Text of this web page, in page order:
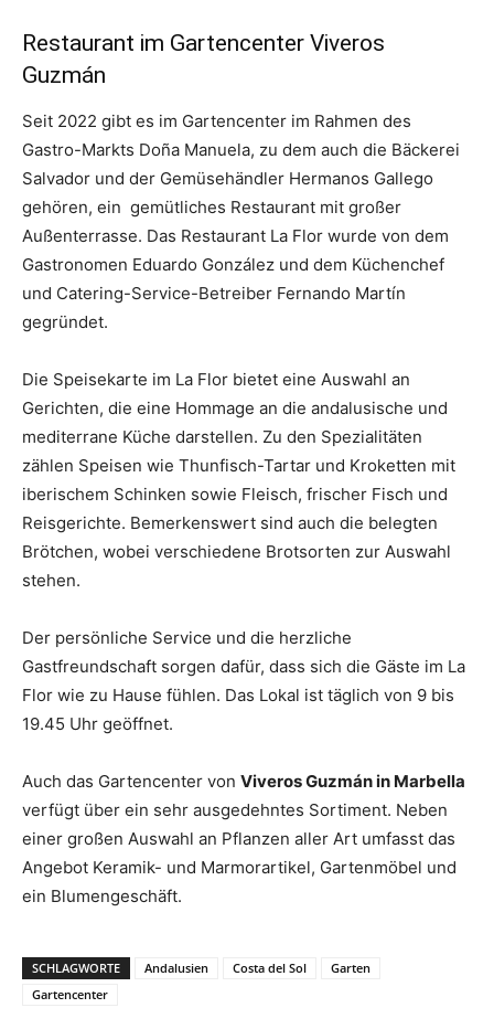
Restaurant im Gartencenter Viveros
Guzmán
Seit 2022 gibt es im Gartencenter im Rahmen des
Gastro-Markts Doña Manuela, zu dem auch die Bäckerei
Salvador und der Gemüsehändler Hermanos Gallego
gehören, ein gemütliches Restaurant mit großer
Außenterrasse. Das Restaurant La Flor wurde von dem
Gastronomen Eduardo González und dem Küchenchef
und Catering-Service-Betreiber Fernando Martín
gegründet.
Die Speisekarte im La Flor bietet eine Auswahl an
Gerichten, die eine Hommage an die andalusische und
mediterrane Küche darstellen. Zu den Spezialitäten
zählen Speisen wie Thunfisch-Tartar und Kroketten mit
iberischem Schinken sowie Fleisch, frischer Fisch und
Reisgerichte. Bemerkenswert sind auch die belegten
Brötchen, wobei verschiedene Brotsorten zur Auswahl
stehen.
Der persönliche Service und die herzliche
Gastfreundschaft sorgen dafür, dass sich die Gäste im La
Flor wie zu Hause fühlen. Das Lokal ist täglich von 9 bis
19.45 Uhr geöffnet.
Auch das Gartencenter von Viveros Guzmán in Marbella
verfügt über ein sehr ausgedehntes Sortiment. Neben
einer großen Auswahl an Pflanzen aller Art umfasst das
Angebot Keramik- und Marmorartikel, Gartenmöbel und
ein Blumengeschäft.
SCHLAGWORTE Andalusien Costa del Sol
Garten
Gartencenter